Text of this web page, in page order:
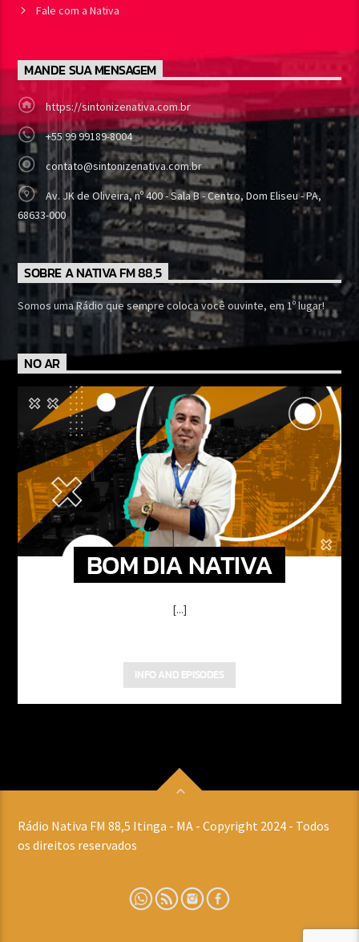
Fale com a Nativa
MANDE SUA MENSAGEM
https://sintonizenativa.com.br
+55 99 99189-8004
contato@sintonizenativa.com.br
Av. JK de Oliveira, nº 400 - Sala B - Centro, Dom Eliseu - PA,
68633-000
SOBRE A NATIVA FM 88,5
Somos uma Rádio que sempre coloca você ouvinte, em 1º lugar!
NO AR
BOM DIA NATIVA
[...]
INFO AND EPISODES
Rádio Nativa FM 88,5 Itinga - MA - Copyright 2024 - Todos
os direitos reservados